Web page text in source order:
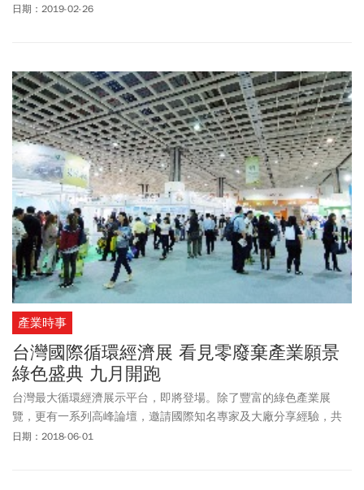
投工業區的駿隆橡膠，秉持「地球只有一個」的理念，投入廢輪胎
日期：2019-02-26
產業時事
台灣國際循環經濟展 看見零廢棄產業願景
綠色盛典 九月開跑
台灣最大循環經濟展示平台，即將登場。除了豐富的綠色產業展
覽，更有一系列高峰論壇，邀請國際知名專家及大廠分享經驗，共
創台灣循環經濟大未來。
日期：2018-06-01